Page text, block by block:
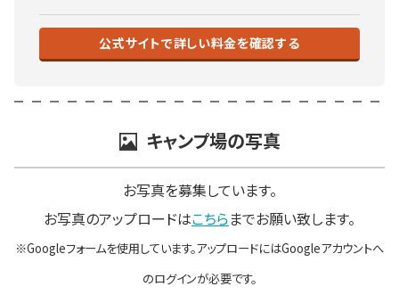
公式サイトで詳しい料金を確認する
キャンプ場の写真
お写真を募集しています。
お写真のアップロードはこちらまでお願い致します。
※Googleフォームを使用しています。アップロードにはGoogleアカウントへ
のログインが必要です。